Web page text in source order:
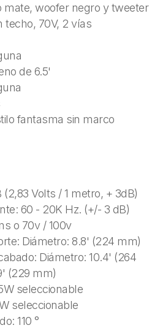
mate, woofer negro y tweeter
techo, 70V, 2 vías
de 6.5'
fantasma sin marco
(2,83 Volts / 1 metro, + 3dB)
60 - 20K Hz. (+/- 3 dB)
o 70v / 100v
Diámetro: 8.8' (224 mm)
Diámetro: 10.4' (264
(229 mm)
seleccionable
seleccionable
110 °